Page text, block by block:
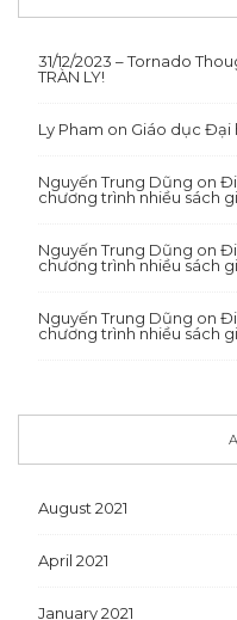
31/12/2023 – Tornado
TRÀN LY!
Ly Pham on Giáo dục Đại
Nguyến Trung Dũng on
chương trình nhiều sách
Nguyến Trung Dũng on
chương trình nhiều sách
Nguyến Trung Dũng on
chương trình nhiều sách
August 2021
April 2021
January 2021